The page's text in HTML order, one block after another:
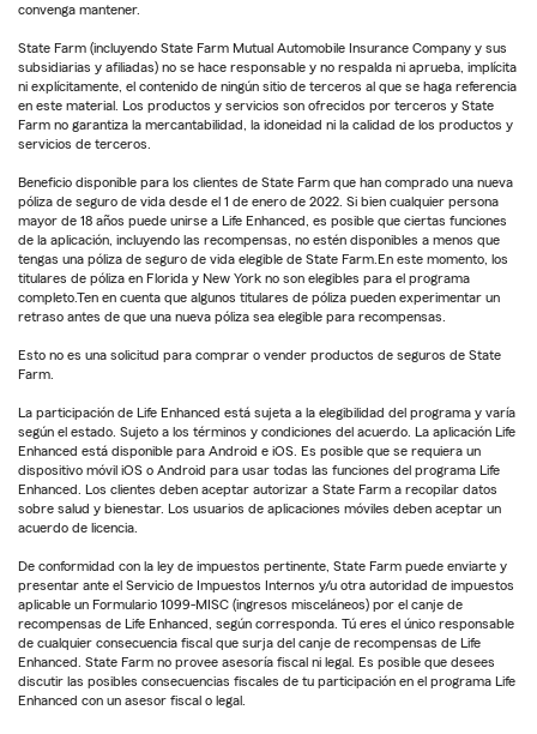
convenga mantener.
State Farm (incluyendo State Farm Mutual Automobile Insurance Company y sus
subsidiarias y afiliadas) no se hace responsable y no respalda ni aprueba, implícita
ni explícitamente, el contenido de ningún sitio de terceros al que se haga referencia
en este material. Los productos y servicios son ofrecidos por terceros y State
Farm no garantiza la mercantabilidad, la idoneidad ni la calidad de los productos y
servicios de terceros.
Beneficio disponible para los clientes de State Farm que han comprado una nueva
póliza de seguro de vida desde el 1 de enero de 2022. Si bien cualquier persona
mayor de 18 años puede unirse a Life Enhanced, es posible que ciertas funciones
de la aplicación, incluyendo las recompensas, no estén disponibles a menos que
tengas una póliza de seguro de vida elegible de State Farm.En este momento, los
titulares de póliza en Florida y New York no son elegibles para el programa
completo.Ten en cuenta que algunos titulares de póliza pueden experimentar un
retraso antes de que una nueva póliza sea elegible para recompensas.
Esto no es una solicitud para comprar o vender productos de seguros de State
Farm.
La participación de Life Enhanced está sujeta a la elegibilidad del programa y varía
según el estado. Sujeto a los términos y condiciones del acuerdo. La aplicación Life
Enhanced está disponible para Android e iOS. Es posible que se requiera un
dispositivo móvil iOS o Android para usar todas las funciones del programa Life
Enhanced. Los clientes deben aceptar autorizar a State Farm a recopilar datos
sobre salud y bienestar. Los usuarios de aplicaciones móviles deben aceptar un
acuerdo de licencia.
De conformidad con la ley de impuestos pertinente, State Farm puede enviarte y
presentar ante el Servicio de Impuestos Internos y/u otra autoridad de impuestos
aplicable un Formulario 1099-MISC (ingresos misceláneos) por el canje de
recompensas de Life Enhanced, según corresponda. Tú eres el único responsable
de cualquier consecuencia fiscal que surja del canje de recompensas de Life
Enhanced. State Farm no provee asesoría fiscal ni legal. Es posible que desees
discutir las posibles consecuencias fiscales de tu participación en el programa Life
Enhanced con un asesor fiscal o legal.